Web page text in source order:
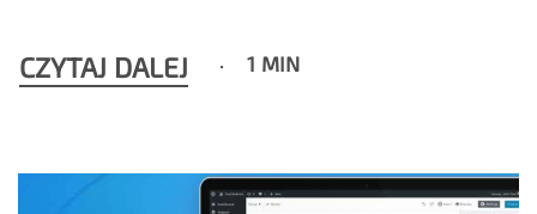
CZYTAJ DALEJ 1 MIN